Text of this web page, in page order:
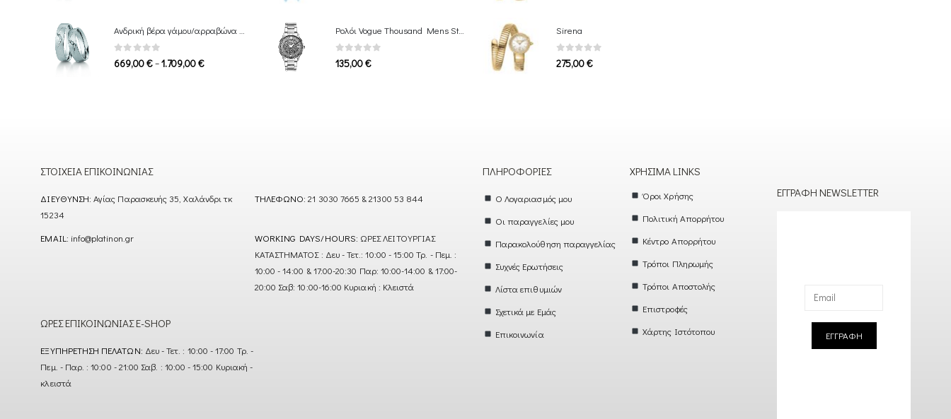
through
0 out of 5
669,00€ – 1.709,00€Price
Ρολόι Vogue Thousand Mens Stainless Bracelet
0out of 5
135,00€
Sirena
0out of 5
275,00€
ΣΤΟΙΧΕΊΑ ΕΠΙΚΟΙΝΩΝΊΑΣ
ΔΙΕΎΘΥΝΣΗ: Αγίας Παρασκευής 35, Χαλάνδρι τκ
15234
ΤΗΛΈΦΩΝΟ: 21 3030 7665 & 21300 53 844
EMAIL: info@platinon.gr WORKING DAYS/HOURS: ΩΡΕΣ ΛΕΙΤΟΥΡΓΙΑΣ
ΚΑΤΑΣΤΗΜΑΤΟΣ : Δευ - Τετ.: 10:00 - 15:00 Τρ. - Πεμ. :
10:00 - 14:00 & 17:00-20:30 Παρ: 10:00-14:00 & 17:00-
20:00 Σαβ: 10:00-16:00 Κυριακή : Κλειστά
ΏΡΕΣ ΕΠΙΚΟΙΝΩΝΊΑΣ E-SHOP
ΕΞΥΠΗΡΈΤΗΣΗ ΠΕΛΑΤΏΝ: Δευ - Τετ. : 10:00 - 17:00 Τρ. -
Πεμ. - Παρ. : 10:00 - 21:00 Σαβ. : 10:00 - 15:00 Κυριακή -
κλειστά
ΠΛΗΡΟΦΟΡΊΕΣ
Ο Λογαριασμός μου
Οι παραγγελίες μου
Παρακολούθηση παραγγελίας
Συχνές Ερωτήσεις
Λίστα επιθυμιών
Σχετικά με Εμάς
Επικοινωνία
ΧΡΉΣΙΜΑ LINKS
Όροι Χρήσης
Πολιτική Απορρήτου
Κέντρο Απορρήτου
Τρόποι Πληρωμής
Τρόποι Αποστολής
Επιστροφές
Χάρτης Ιστότοπου
ΕΓΓΡΑΦΉ NEWSLETTER
ΕΓΓΡΑΦΗ